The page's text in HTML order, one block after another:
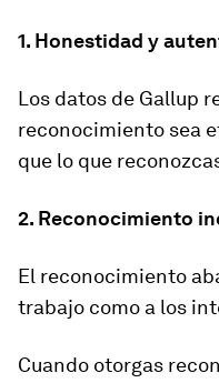
1. Honestidad y
Los datos de Gallup
reconocimiento sea
que lo que
2. Reconocimiento
El reconocimiento
trabajo como a los
Cuando otorgas